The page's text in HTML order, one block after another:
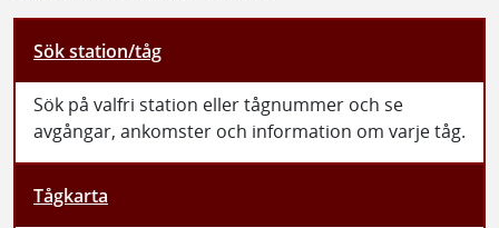
Sök station/tåg
Sök på valfri station eller tågnummer och se
avgångar, ankomster och information om varje tåg.
Tågkarta